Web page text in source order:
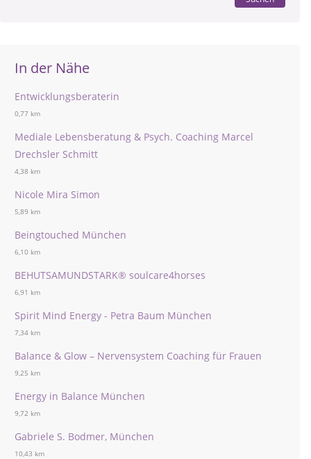
In der Nähe
Entwicklungsberaterin
0,77 km
Mediale Lebensberatung & Psych. Coaching Marcel
Drechsler Schmitt
4,38 km
Nicole Mira Simon
5,89 km
Beingtouched München
6,10 km
BEHUTSAMUNDSTARK® soulcare4horses
6,91 km
Spirit Mind Energy - Petra Baum München
7,34 km
Balance & Glow – Nervensystem Coaching für Frauen
9,25 km
Energy in Balance München
9,72 km
Gabriele S. Bodmer, München
10,43 km